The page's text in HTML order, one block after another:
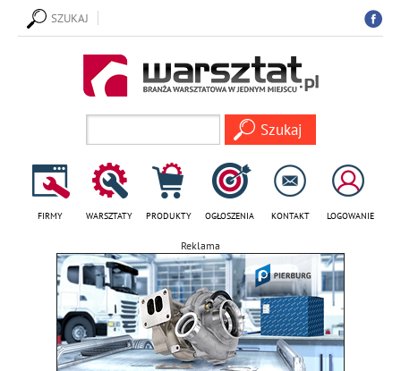
SZUKAJ
FIRMY WARSZTATY PRODUKTY OGŁOSZENIA KONTAKT LOGOWANIE
Reklama